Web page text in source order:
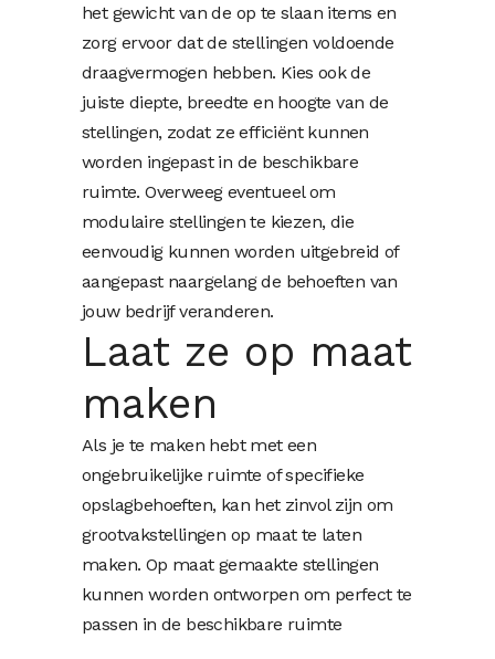
het gewicht van de op te slaan items en
zorg ervoor dat de stellingen voldoende
draagvermogen hebben. Kies ook de
juiste diepte, breedte en hoogte van de
stellingen, zodat ze efficiënt kunnen
worden ingepast in de beschikbare
ruimte. Overweeg eventueel om
modulaire stellingen te kiezen, die
eenvoudig kunnen worden uitgebreid of
aangepast naargelang de behoeften van
jouw bedrijf veranderen.
Laat ze op maat
maken
Als je te maken hebt met een
ongebruikelijke ruimte of specifieke
opslagbehoeften, kan het zinvol zijn om
grootvakstellingen op maat te laten
maken. Op maat gemaakte stellingen
kunnen worden ontworpen om perfect te
passen in de beschikbare ruimte